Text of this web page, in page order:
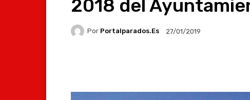
2018 del
Por Portalparados.es 27/01/2019